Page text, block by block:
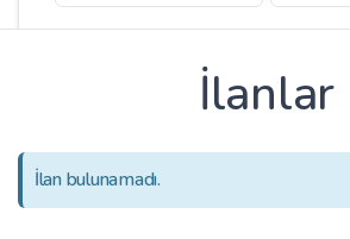
İlanlar
İlan bulunamadı.